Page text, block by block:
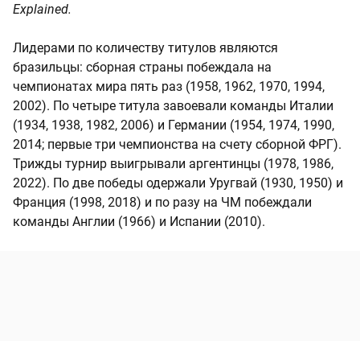
Explained.
Лидерами по количеству титулов являются
бразильцы: сборная страны побеждала на
чемпионатах мира пять раз (1958, 1962, 1970, 1994,
2002). По четыре титула завоевали команды Италии
(1934, 1938, 1982, 2006) и Германии (1954, 1974, 1990,
2014; первые три чемпионства на счету сборной ФРГ).
Трижды турнир выигрывали аргентинцы (1978, 1986,
2022). По две победы одержали Уругвай (1930, 1950) и
Франция (1998, 2018) и по разу на ЧМ побеждали
команды Англии (1966) и Испании (2010).